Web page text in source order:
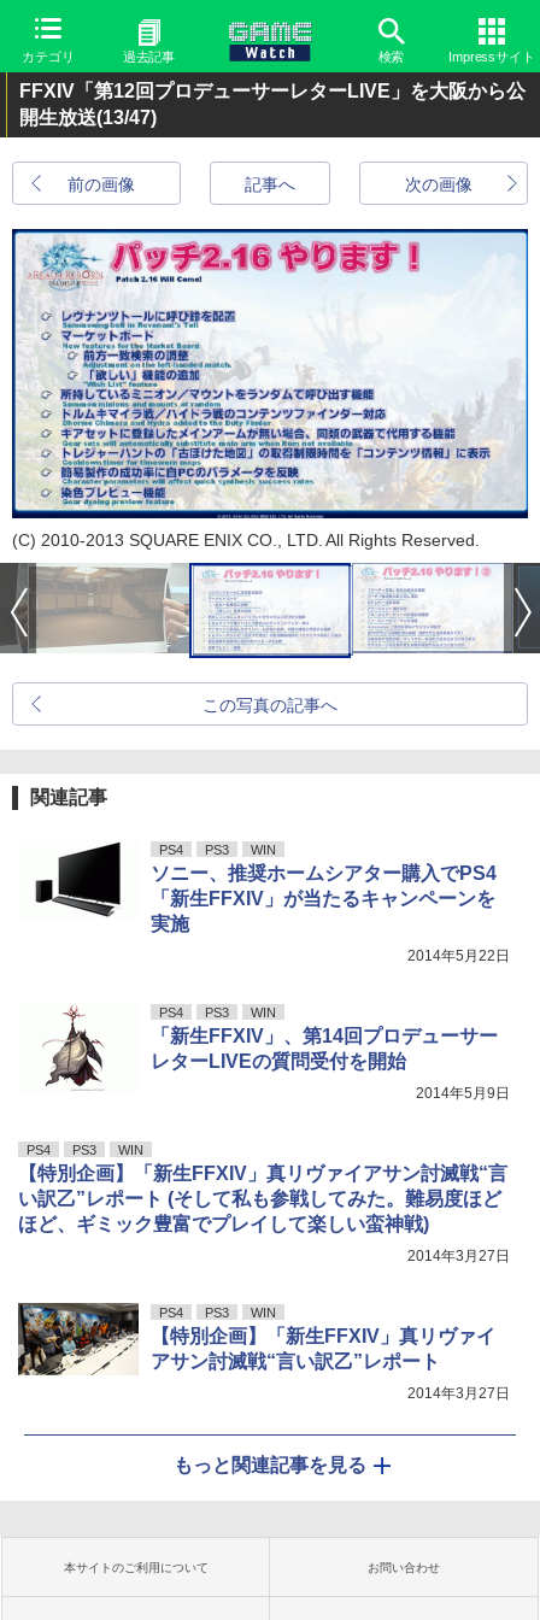
カテゴリ 過去記事 検索 Impressサイト
FFXIV「第12回プロデューサーレターLIVE」を大阪から公
開生放送(13/47)
前の画像 次の画像
記事へ
(C) 2010-2013 SQUARE ENIX CO., LTD. All Rights Reserved.
この写真の記事へ
関連記事
PS4 PS3 WIN
ソニー、推奨ホームシアター購入でPS4
「新生FFXIV」が当たるキャンペーンを
実施
2014年5月22日
PS4 PS3 WIN
「新生FFXIV」、第14回プロデューサー
レターLIVEの質問受付を開始
2014年5月9日
PS4 PS3 WIN
【特別企画】「新生FFXIV」真リヴァイアサン討滅戦“言
い訳乙”レポート (そして私も参戦してみた。難易度ほど
ほど、ギミック豊富でプレイして楽しい蛮神戦)
2014年3月27日
PS4 PS3 WIN
【特別企画】「新生FFXIV」真リヴァイ
アサン討滅戦“言い訳乙”レポート
2014年3月27日
もっと関連記事を見る
本サイトのご利用について お問い合わせ